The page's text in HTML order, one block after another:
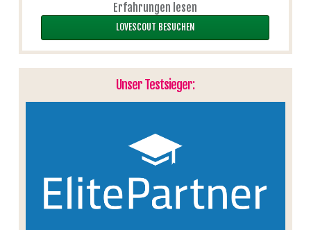
Erfahrungen lesen
LOVESCOUT BESUCHEN
Unser Testsieger: